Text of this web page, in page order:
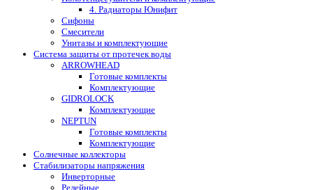
4. Радиаторы Юнифит
Сифоны
Смесители
Унитазы и комплектующие
Система защиты от протечек воды
ARROWHEAD
Готовые комплекты
Комплектующие
GIDROLOCK
Комплектующие
NEPTUN
Готовые комплекты
Комплектующие
Солнечные коллекторы
Стабилизаторы напряжения
Инверторные
Релейные